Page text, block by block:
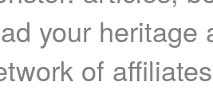
your heritage
of